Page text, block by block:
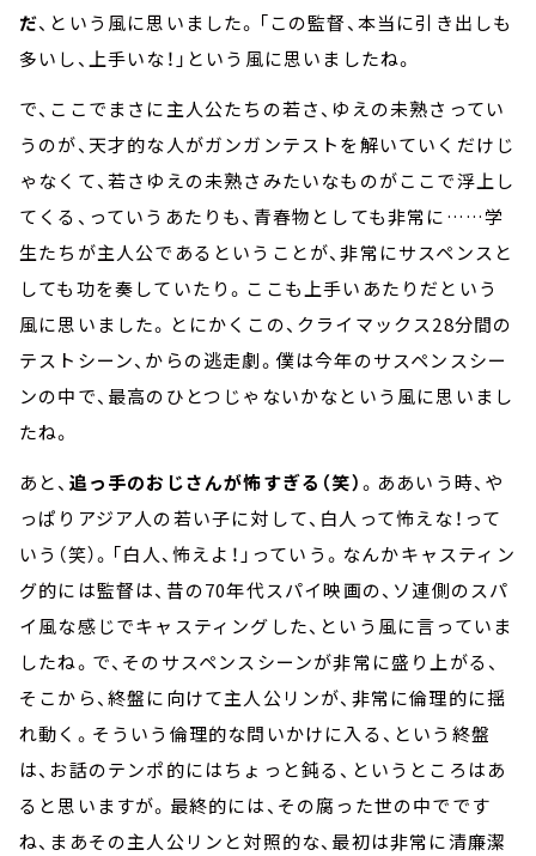
だ、という風に思いました。「この監督、本当に引き出しも
多いし、上手いな！」という風に思いましたね。
で、ここでまさに主人公たちの若さ、ゆえの未熟さってい
うのが、天才的な人がガンガンテストを解いていくだけじ
ゃなくて、若さゆえの未熟さみたいなものがここで浮上し
てくる、っていうあたりも、青春物としても非常に……学
生たちが主人公であるということが、非常にサスペンスと
しても功を奏していたり。ここも上手いあたりだという
風に思いました。とにかくこの、クライマックス28分間の
テストシーン、からの逃走劇。僕は今年のサスペンスシー
ンの中で、最高のひとつじゃないかなという風に思いまし
たね。
あと、 追っ手のおじさんが怖すぎる（笑）。ああいう時、や
っぱりアジア人の若い子に対して、白人って怖えな！って
いう（笑）。「白人、怖えよ！」っていう。なんかキャスティン
グ的には監督は、昔の70年代スパイ映画の、ソ連側のスパ
イ風な感じでキャスティングした、という風に言っていま
したね。で、そのサスペンスシーンが非常に盛り上がる、
そこから、終盤に向けて主人公リンが、非常に倫理的に揺
れ動く。そういう倫理的な問いかけに入る、という終盤
は、お話のテンポ的にはちょっと鈍る、というところはあ
ると思いますが。最終的には、その腐った世の中でです
ね、まあその主人公リンと対照的な、最初は非常に清廉潔